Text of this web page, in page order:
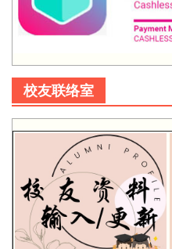
校友联络室